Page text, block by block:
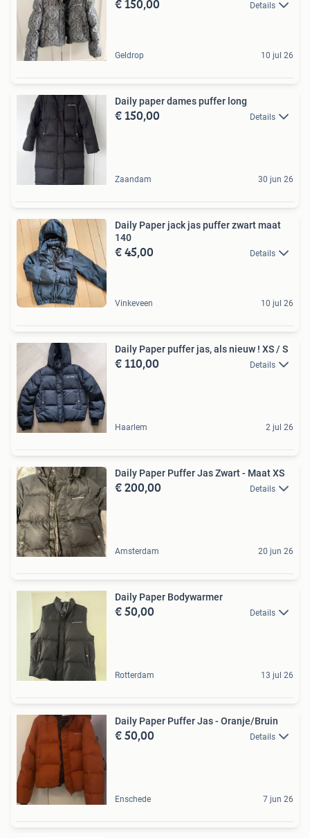
Details
Geldrop 10 jul 26
Daily paper dames puffer long
€ 150,00 Details
Zaandam 30 jun 26
Daily Paper jack jas puffer zwart maat
140
€ 45,00 Details
Vinkeveen 10 jul 26
Daily Paper puffer jas, als nieuw ! XS / S
€ 110,00 Details
Haarlem 2 jul 26
Daily Paper Puffer Jas Zwart - Maat XS
€ 200,00 Details
Amsterdam 20 jun 26
Daily Paper Bodywarmer
€ 50,00 Details
Rotterdam 13 jul 26
Daily Paper Puffer Jas - Oranje/Bruin
€ 50,00 Details
Enschede 7 jun 26